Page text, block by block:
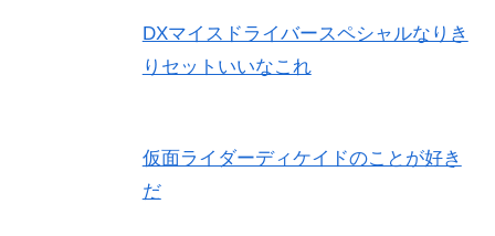
DXマイスドライバースペシャルなりき
りセットいいなこれ
仮面ライダーディケイドのことが好き
だ